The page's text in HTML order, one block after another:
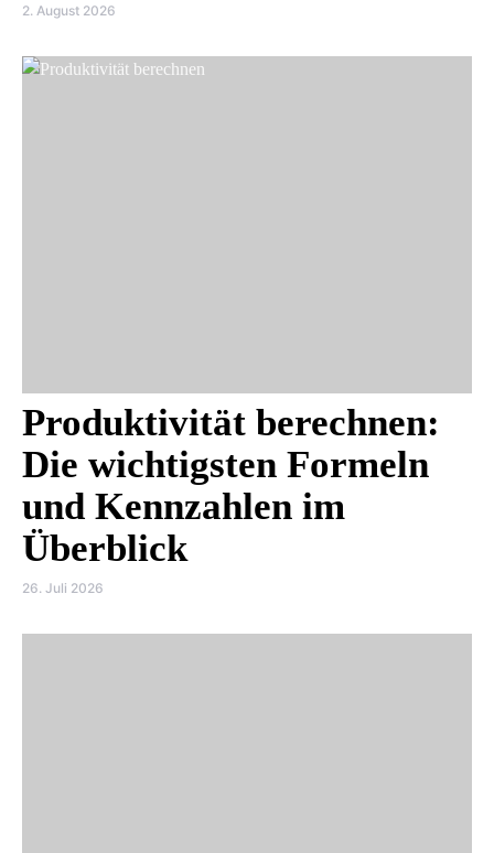
2. August 2026
Produktivität berechnen:
Die wichtigsten Formeln
und Kennzahlen im
Überblick
26. Juli 2026